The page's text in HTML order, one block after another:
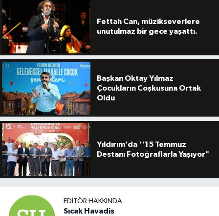
Fettah Can, müzikseverlere
unutulmaz bir gece yaşattı.
Başkan Oktay Yılmaz
Çocukların Coşkusuna Ortak
Oldu
Yıldırım’da ''15 Temmuz
Destanı Fotoğraflarla Yaşıyor"
EDITÖR HAKKINDA
Sıcak Havadis